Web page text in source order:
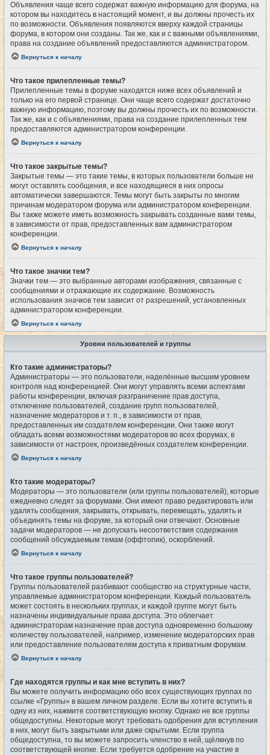
Объявления чаще всего содержат важную информацию для форума, на
котором вы находитесь в настоящий момент, и вы должны прочесть их
по возможности. Объявления появляются вверху каждой страницы
форума, в котором они созданы. Так же, как и с важными объявлениями,
права на создание объявлений предоставляются администратором.
Вернуться к началу
Что такое прилепленные темы?
Прилепленные темы в форуме находятся ниже всех объявлений и
только на его первой странице. Они чаще всего содержат достаточно
важную информацию, поэтому вы должны прочесть их по возможности.
Так же, как и с объявлениями, права на создание прилепленных тем
предоставляются администратором конференции.
Вернуться к началу
Что такое закрытые темы?
Закрытые темы — это такие темы, в которых пользователи больше не
могут оставлять сообщения, и все находящиеся в них опросы
автоматически завершаются. Темы могут быть закрыты по многим
причинам модератором форума или администратором конференции.
Вы также можете иметь возможность закрывать созданные вами темы,
в зависимости от прав, предоставленных вам администратором
конференции.
Вернуться к началу
Что такое значки тем?
Значки тем — это выбранные авторами изображения, связанные с
сообщениями и отражающие их содержание. Возможность
использования значков тем зависит от разрешений, установленных
администратором конференции.
Вернуться к началу
Уровни пользователей и группы
Кто такие администраторы?
Администраторы — это пользователи, наделённые высшим уровнем
контроля над конференцией. Они могут управлять всеми аспектами
работы конференции, включая разграничение прав доступа,
отключение пользователей, создание групп пользователей,
назначение модераторов и т. п., в зависимости от прав,
предоставленных им создателем конференции. Они также могут
обладать всеми возможностями модераторов во всех форумах, в
зависимости от настроек, произведённых создателем конференции.
Вернуться к началу
Кто такие модераторы?
Модераторы — это пользователи (или группы пользователей), которые
ежедневно следят за форумами. Они имеют право редактировать или
удалять сообщения, закрывать, открывать, перемещать, удалять и
объединять темы на форуме, за который они отвечают. Основные
задачи модераторов — не допускать несоответствия содержания
сообщений обсуждаемым темам (оффтопик), оскорблений.
Вернуться к началу
Что такое группы пользователей?
Группы пользователей разбивают сообщество на структурные части,
управляемые администратором конференции. Каждый пользователь
может состоять в нескольких группах, и каждой группе могут быть
назначены индивидуальные права доступа. Это облегчает
администраторам назначение прав доступа одновременно большому
количеству пользователей, например, изменение модераторских прав
или предоставление пользователям доступа к приватным форумам.
Вернуться к началу
Где находятся группы и как мне вступить в них?
Вы можете получить информацию обо всех существующих группах по
ссылке «Группы» в вашем личном разделе. Если вы хотите вступить в
одну из них, нажмите соответствующую кнопку. Однако не все группы
общедоступны. Некоторые могут требовать одобрения для вступления
в них, могут быть закрытыми или даже скрытыми. Если группа
общедоступна, то вы можете запросить членство в ней, щёлкнув по
соответствующей кнопке. Если требуется одобрение на участие в